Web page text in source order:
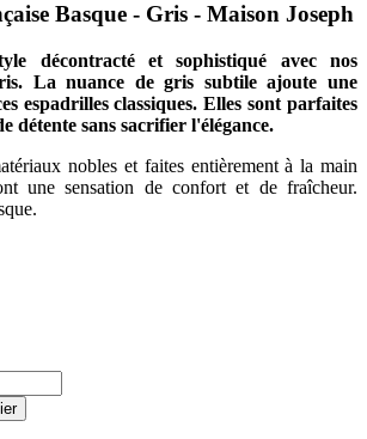
Basque - Gris - Maison Joseph
décontracté et sophistiqué avec nos
La nuance de gris subtile ajoute une
espadrilles classiques. Elles sont parfaites
détente sans sacrifier l'élégance.
nobles et faites entièrement à la main
une sensation de confort et de fraîcheur.